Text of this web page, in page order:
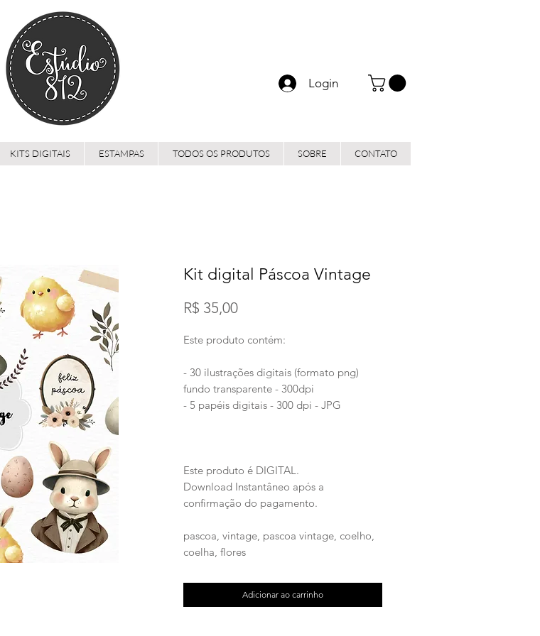
Login
KITS DIGITAIS ESTAMPAS TODOS OS PRODUTOS SOBRE CONTATO
Kit digital Páscoa Vintage
R$ 35,00Preço
Este produto contém:
- 30 ilustrações digitais (formato png)
fundo transparente - 300dpi
- 5 papéis digitais - 300 dpi - JPG
Este produto é DIGITAL.
Download Instantâneo após a
confirmação do pagamento.
pascoa, vintage, pascoa vintage, coelho,
coelha, flores
Adicionar ao carrinho